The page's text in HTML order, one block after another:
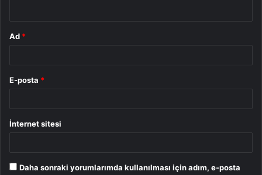
Ad *
E-posta *
İnternet sitesi
Daha sonraki yorumlarımda kullanılması için adım, e-posta